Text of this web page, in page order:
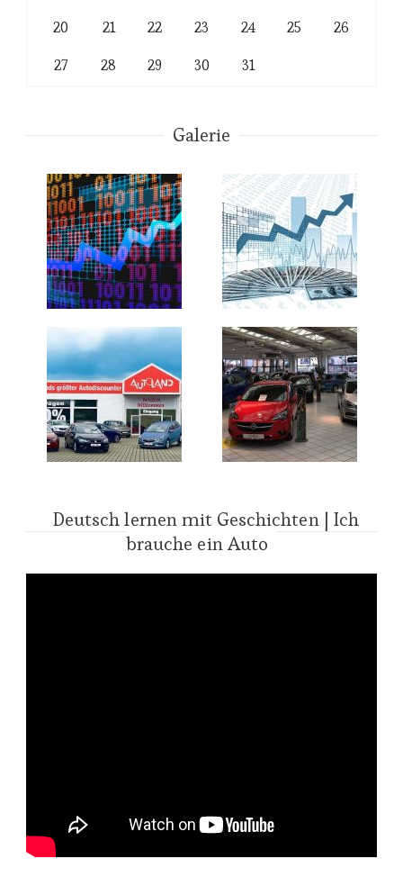
20
21 22 23 24 25
26
27
28 29 30 31
Galerie
Deutsch lernen mit Geschichten | Ich
brauche ein Auto